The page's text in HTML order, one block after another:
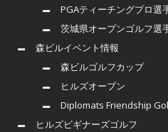
PGAティーチングプロ選
茨城県オープンゴルフ選
森ビルイベント情報
森ビルゴルフカップ
ヒルズオープン
Diplomats Friendship
ヒルズビギナーズゴルフ